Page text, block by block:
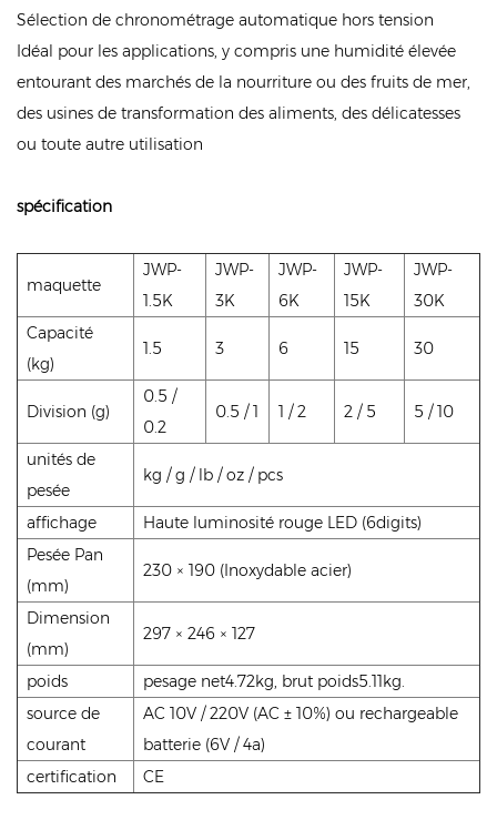
Sélection de chronométrage automatique hors tension
Idéal pour les applications, y compris une humidité élevée
entourant des marchés de la nourriture ou des fruits de mer,
des usines de transformation des aliments, des délicatesses
ou toute autre utilisation
spécification
maquette
JWP-
1.5K
JWP-
3K
JWP-
6K
JWP-
15K
JWP-
30K
Capacité
(kg)
1.5 3 6 15 30
Division (g)
0.5 /
0.2
0.5 / 1 1 / 2 2 / 5 5 / 10
unités de
pesée
kg / g / lb / oz / pcs
affichage
Haute luminosité rouge LED (6digits)
Pesée Pan
(mm)
230 × 190 (Inoxydable acier)
Dimension
(mm)
297 × 246 × 127
poids
pesage net4.72kg, brut poids5.11kg.
source de
courant
AC 10V / 220V (AC ± 10%) ou rechargeable
batterie (6V / 4a)
certification
CE